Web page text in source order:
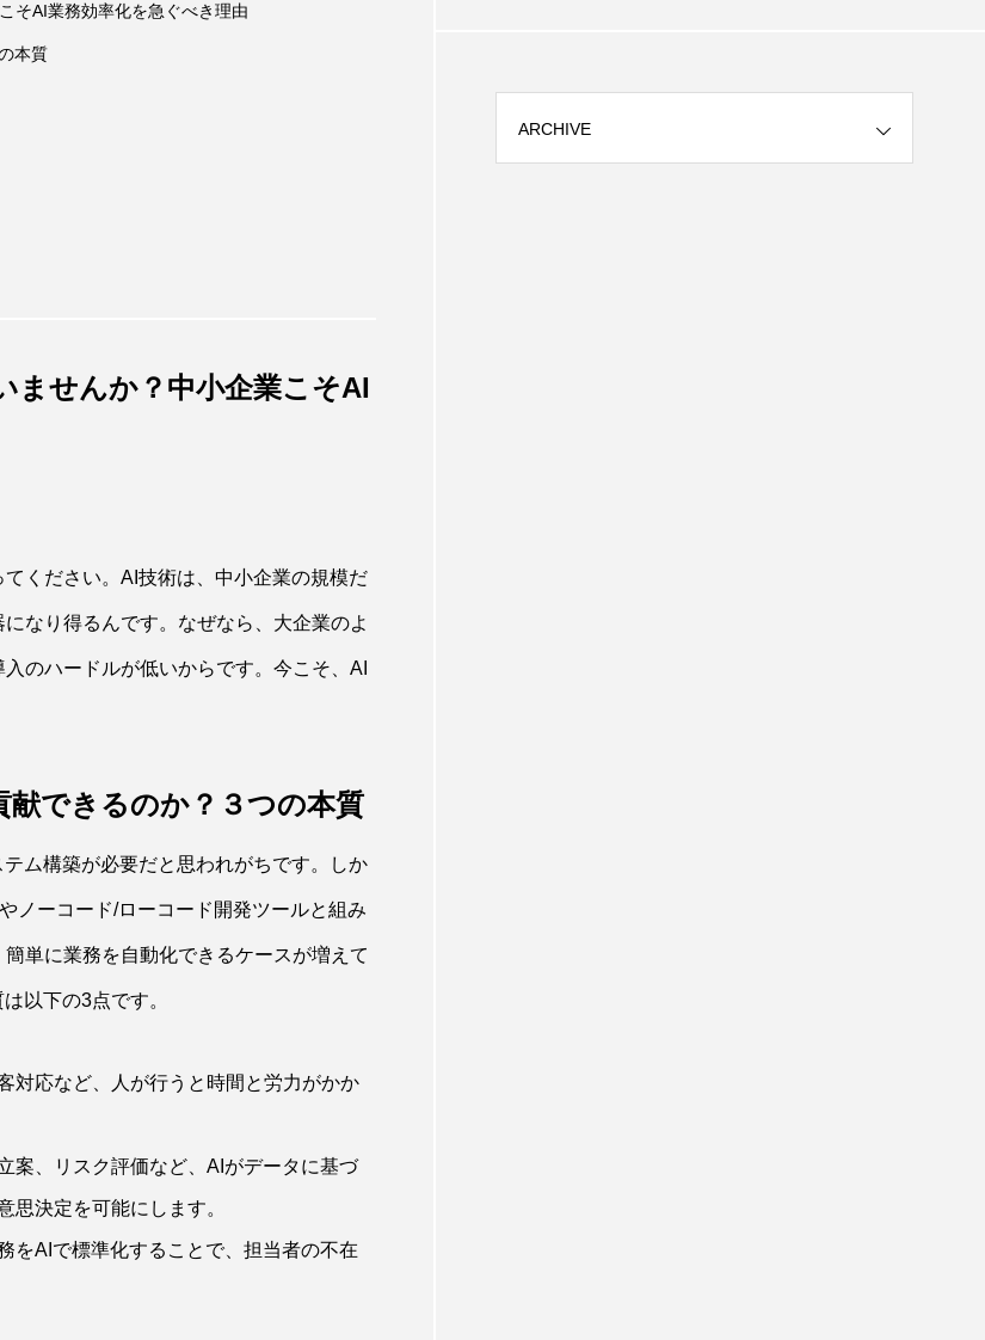
そAI業務効率化を急ぐべき理由
本質
ませんか？中小企業こそAI
ください。AI技術は、中小企業の規模だ
なり得るんです。なぜなら、大企業のよ
のハードルが低いからです。今こそ、AI
できるのか？３つの本質
ム構築が必要だと思われがちです。しか
ノーコード/ローコード開発ツールと組み
単に業務を自動化できるケースが増えて
以下の3点です。
対応など、人が行うと時間と労力がかか
案、リスク評価など、AIがデータに基づ
思決定を可能にします。
をAIで標準化することで、担当者の不在
ARCHIVE